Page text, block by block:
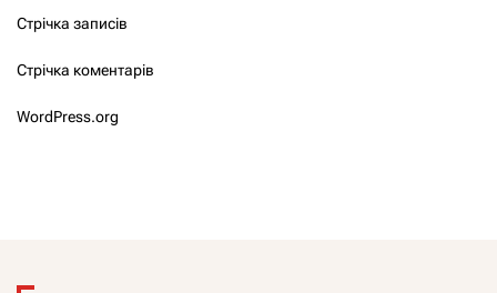
Стрічка записів
Стрічка коментарів
WordPress.org